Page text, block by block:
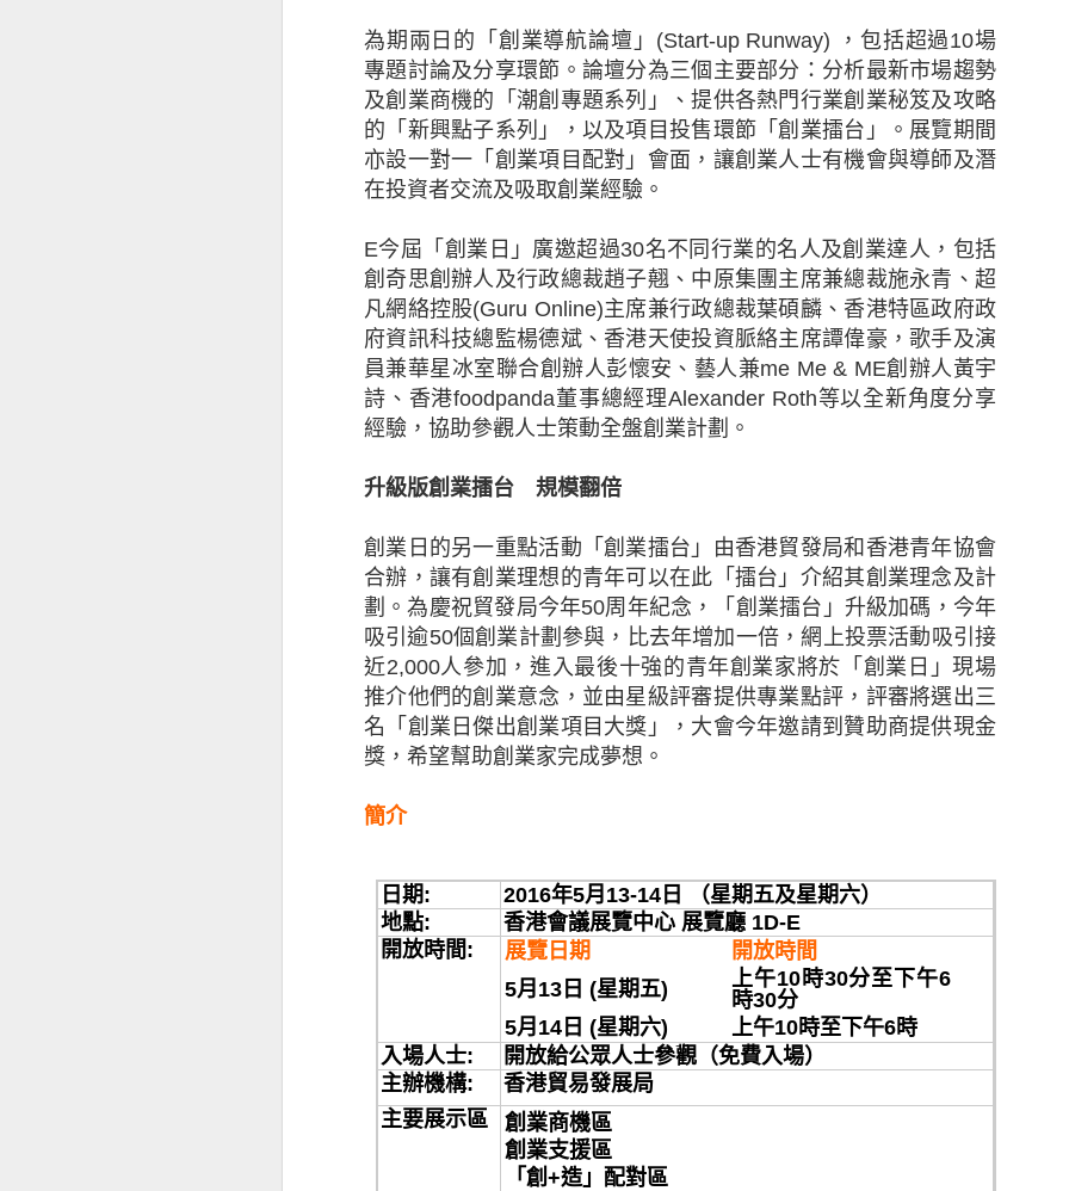
為期兩日的「創業導航論壇」 (Start-up Runway) ，包括超過10場
專題討論及分享環節。論壇分為三個主要部分：分析最新市場趨勢
及創業商機的「潮創專題系列」、提供各熱門行業創業秘笈及攻略
的「新興點子系列」，以及項目投售環節「創業擂台」。展覽期間
亦設一對一「創業項目配對」會面，讓創業人士有機會與導師及潛
在投資者交流及吸取創業經驗。
E今屆「創業日」廣邀超過30名不同行業的名人及創業達人，包括
創奇思創辦人及行政總裁趙子翹、中原集團主席兼總裁施永青、超
凡網絡控股(Guru Online)主席兼行政總裁葉碩麟、香港特區政府政
府資訊科技總監楊德斌、香港天使投資脈絡主席譚偉豪，歌手及演
員兼華星冰室聯合創辦人彭懷安、藝人兼me Me & ME創辦人黃宇
詩、香港foodpanda董事總經理Alexander Roth等以全新角度分享
經驗，協助參觀人士策動全盤創業計劃。
升級版創業擂台 規模翻倍
創業日的另一重點活動「創業擂台」由香港貿發局和香港青年協會
合辦，讓有創業理想的青年可以在此「擂台」介紹其創業理念及計
劃。為慶祝貿發局今年50周年紀念，「創業擂台」升級加碼，今年
吸引逾50個創業計劃參與，比去年增加一倍，網上投票活動吸引接
近2,000人參加，進入最後十強的青年創業家將於「創業日」現場
推介他們的創業意念，並由星級評審提供專業點評，評審將選出三
名「創業日傑出創業項目大獎」，大會今年邀請到贊助商提供現金
獎，希望幫助創業家完成夢想。
簡介
日期:
2016年5月13-14日 （星期五及星期六）
地點:
香港會議展覽中心 展覽廳 1D-E
開放時間:
展覽日期
開放時間
5月13日 (星期五)
上午10時30分至下午6
時30分
5月14日 (星期六)
上午10時至下午6時
入場人士:
開放給公眾人士參觀（免費入場）
主辦機構:
香港貿易發展局
主要展示區
創業商機區
創業支援區
「創+造」配對區
小企對跨國保險的認識最多。至於只有本地業務的受訪中小企中，14%
場，當中72%會考慮購買跨國保險。
昆士蘭保險北亞地區行政總裁及亞洲區區域分銷主管于蕾表示：「雖然部
能出現負面因素，但他們似乎對明年持審慎樂觀態度，並希望在本港和海
要考慮不斷演變的當地法律、市場慣例和保險規定，以至及稅務規例、
其忽視保險作為風險管理工具的價值。」
只有少數中小企有就其關注的業務風險購買相關保險
本港中小企最關注的業務風險仍然是業務中斷導致收入減少（75%）、核
及設備故障（69%）。雖然中小企對這些事件的憂慮在過去三年不斷增加
16%和18%持有相關保險以應對以上情況。
于蕾表示：「就業務連續性進行規劃對於中小企而言至關重要，這種規劃
用，幫助中小企應付設備故障、財產損失和公共責任索償等有可能中斷
信，適切的保障可以令中小企放心並有信心地專注其業務。我們隨時為
引，讓他們找到對其業務最合適、最具成本效益的保險方案。」
中小企調查由昆士蘭保險香港委託於2022年10月進行，訪問來自不同行業合
※ 以上內容資料只供參考之用，如果以上內容有任何出錯，請即與
若分享內容有侵害您的版權，請留言告知，我們會及時加上版權
0 新增留言
提供有效贏取網上顧客心的電商策略六大秘訣